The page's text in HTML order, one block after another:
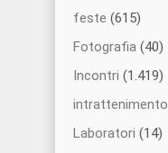
feste (615)
Fotografia (40)
Incontri (1.419)
intrattenimento
Laboratori (14)